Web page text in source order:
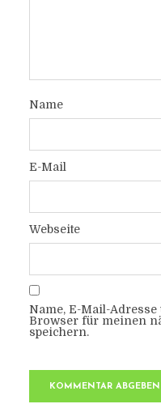
Name
E-Mail
Webseite
Name, E-Mail-
Browser für meinen
speichern.